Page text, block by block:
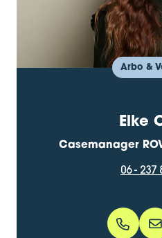
Arbo &
Elke
Casemanager
06 - 237
06 - 237